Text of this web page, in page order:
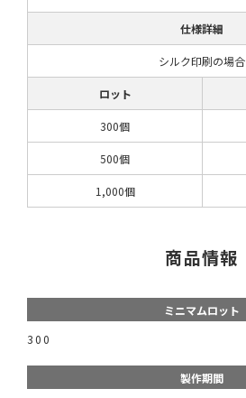
仕様詳細
シルク印刷の場合
ロット
300個
500個
1,000個
商品情報
ミニマムロット
300
製作期間